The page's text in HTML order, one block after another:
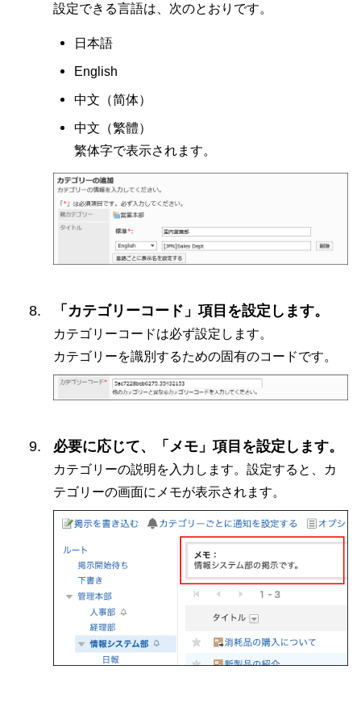
設定できる言語は、次のとおりです。
日本語
English
中文（简体）
中文（繁體）
繁体字で表示されます。
「カテゴリーコード」項目を設定します。
カテゴリーコードは必ず設定します。
カテゴリーを識別するための固有のコードです。
必要に応じて、「メモ」項目を設定します。
カテゴリーの説明を入力します。設定すると、カ
テゴリーの画面にメモが表示されます。